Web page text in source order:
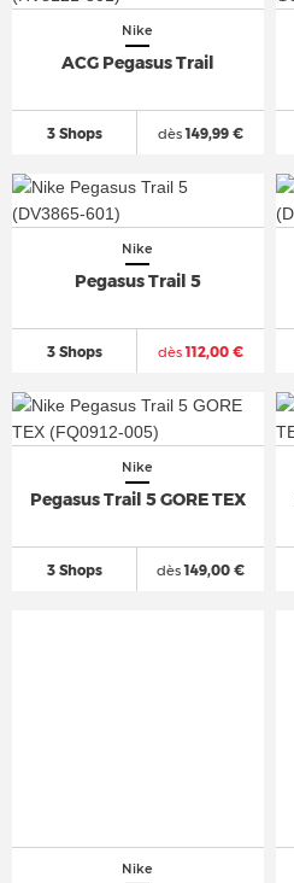
Nike
ACG Pegasus Trail
3 Shops dès149,99 €
Nike
Pegasus Trail 5
3 Shops dès112,00 €
Nike
Pegasus Trail 5 GORE TEX
3 Shops dès149,00 €
Nike